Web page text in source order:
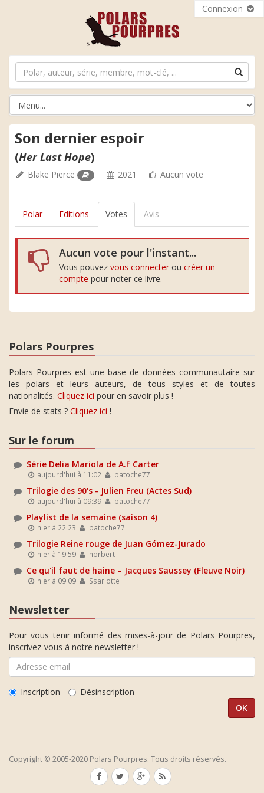
Connexion
Son dernier espoir
(Her Last Hope)
Blake Pierce 2021 Aucun vote
Polar Editions Votes Avis
Aucun vote pour l'instant...
Vous pouvez vous connecter ou créer un
compte pour noter ce livre.
Polars Pourpres
Polars Pourpres est une base de données communautaire sur
les polars et leurs auteurs, de tous styles et de toutes
nationalités. Cliquez ici pour en savoir plus !
Envie de stats ? Cliquez ici !
Sur le forum
Série Delia Mariola de A.f Carter
aujourd'hui à 11:02 patoche77
Trilogie des 90's - Julien Freu (Actes Sud)
aujourd'hui à 09:39 patoche77
Playlist de la semaine (saison 4)
hier à 22:23 patoche77
Trilogie Reine rouge de Juan Gómez-Jurado
hier à 19:59 norbert
Ce qu'il faut de haine – Jacques Saussey (Fleuve Noir)
hier à 09:09 Ssarlotte
Newsletter
Pour vous tenir informé des mises-à-jour de Polars Pourpres,
inscrivez-vous à notre newsletter !
Inscription Désinscription
Copyright © 2005-2020 Polars Pourpres. Tous droits réservés.